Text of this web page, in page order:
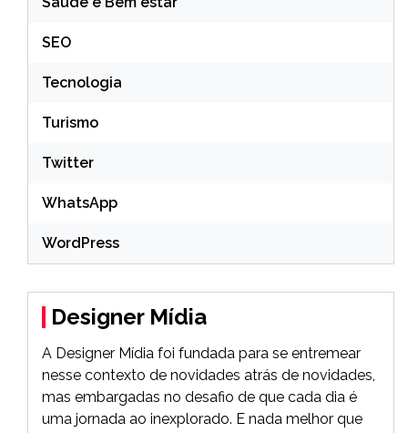
SEO
Tecnologia
Turismo
Twitter
WhatsApp
WordPress
Designer Mídia
A Designer Mídia foi fundada para se entremear
nesse contexto de novidades atrás de novidades,
mas embargadas no desafio de que cada dia é
uma jornada ao inexplorado. E nada melhor que